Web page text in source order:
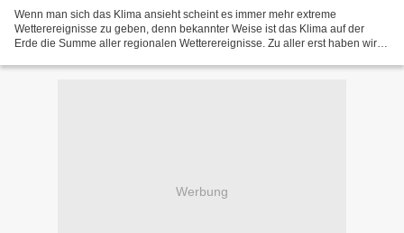
Wenn man sich das Klima ansieht scheint es immer mehr extreme
Wetterereignisse zu geben, denn bekannter Weise ist das Klima auf der
Erde die Summe aller regionalen Wetterereignisse. Zu aller erst haben wir
Werbung